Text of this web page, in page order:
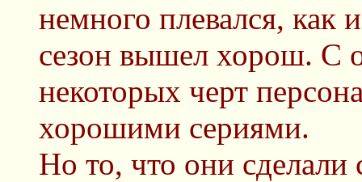
немного плевался, как
сезон вышел хорош. С
некоторых черт
хорошими сериями.
Но то, что они сделали